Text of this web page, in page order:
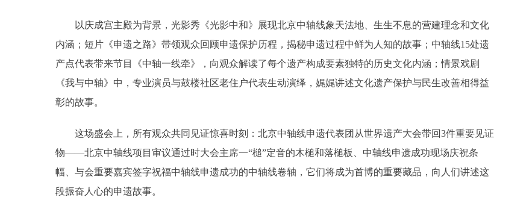
以庆成宫主殿为背景，光影秀《光影中和》展现北京中轴线象天法地、生生不息的营建理念和文化
内涵；短片《申遗之路》带领观众回顾申遗保护历程，揭秘申遗过程中鲜为人知的故事；中轴线15处遗
产点代表带来节目《中轴一线牵》，向观众解读了每个遗产构成要素独特的历史文化内涵；情景戏剧
《我与中轴》中，专业演员与鼓楼社区老住户代表生动演绎，娓娓讲述文化遗产保护与民生改善相得益
彰的故事。
这场盛会上，所有观众共同见证惊喜时刻：北京中轴线申遗代表团从世界遗产大会带回3件重要见证
物——北京中轴线项目审议通过时大会主席一“槌”定音的木槌和落槌板、中轴线申遗成功现场庆祝条
幅、与会重要嘉宾签字祝福中轴线申遗成功的中轴线卷轴，它们将成为首博的重要藏品，向人们讲述这
段振奋人心的申遗故事。